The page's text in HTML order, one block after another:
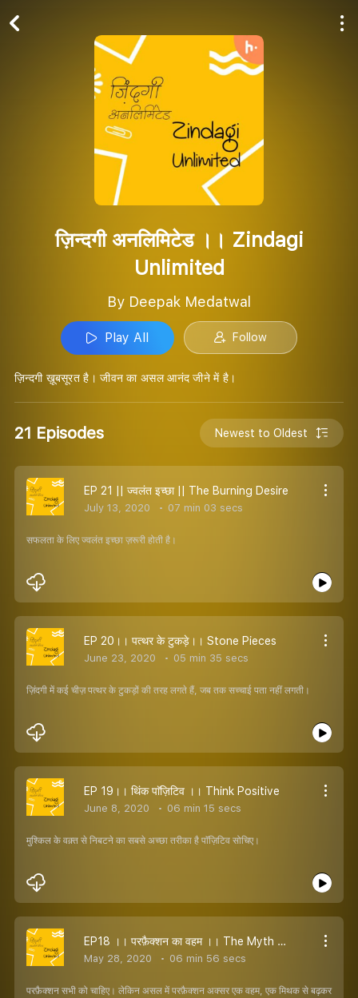
ज़िन्दगी अनलिमिटेड ।। Zindagi
Unlimited
By Deepak Medatwal
Play All Follow
ज़िन्दगी ख़ूबसूरत है। जीवन का असल आनंद जीने में है।
21 Episodes Newest to Oldest
EP 21 || ज्वलंत इच्छा || The Burning Desire
July 13, 2020 07 min 03 secs
सफलता के लिए ज्वलंत इच्छा ज़रूरी होती है।
EP 20।। पत्थर के टुकड़े।। Stone Pieces
June 23, 2020 05 min 35 secs
ज़िंदगी में कई चीज़ पत्थर के टुकड़ों की तरह लगते हैं, जब तक सच्चाई पता नहीं लगती।
EP 19।। थिंक पाॅज़िटिव ।। Think Positive
June 8, 2020 06 min 15 secs
मुश्किल के वक़्त से निबटने का सबसे अच्छा तरीका है पाॅज़िटिव सोचिए।
EP18 ।। परफ़ैक्शन का वहम ।। The Myth of Perfection
May 28, 2020 06 min 56 secs
परफ़ैक्शन सभी को चाहिए। लेकिन असल में परफ़ैक्शन अक्सर एक वहम, एक मिथक से बढ़कर